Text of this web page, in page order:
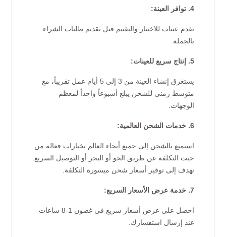
4. توافر العينة:
نقدم عينات للاختبار والتقييم قبل تقديم طلبات الشراء
بالجملة.
5. إنتاج سريع للعينات:
يستغرق إنشاء العينة من 3 إلى 5 أيام عمل تقريباً، مع
متوسط زمني للشحن يبلغ أسبوعاً واحداً لمعظم
الوجهات.
6. خدمات الشحن العالمية:
استمتع بالشحن إلى جميع أنحاء العالم بخيارات فعالة من
حيث التكلفة عن طريق الجو أو البحر أو التوصيل السريع.
نهدف إلى توفير أسعار شحن ميسورة التكلفة.
7. خدمة عرض الأسعار السريع:
احصل على عرض أسعار سريع في غضون 1-8 ساعات
عند إرسال استفسارك.